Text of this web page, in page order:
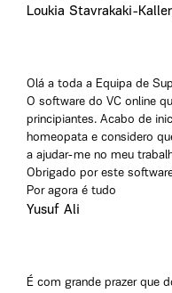
Loukia Stavrakaki-
Olá a toda a Equipa de
O software do VC online
principiantes. Acabo de
homeopata e considero
a ajudar-me no meu
Obrigado por este
Por agora é tudo
Yusuf Ali
É com grande prazer que